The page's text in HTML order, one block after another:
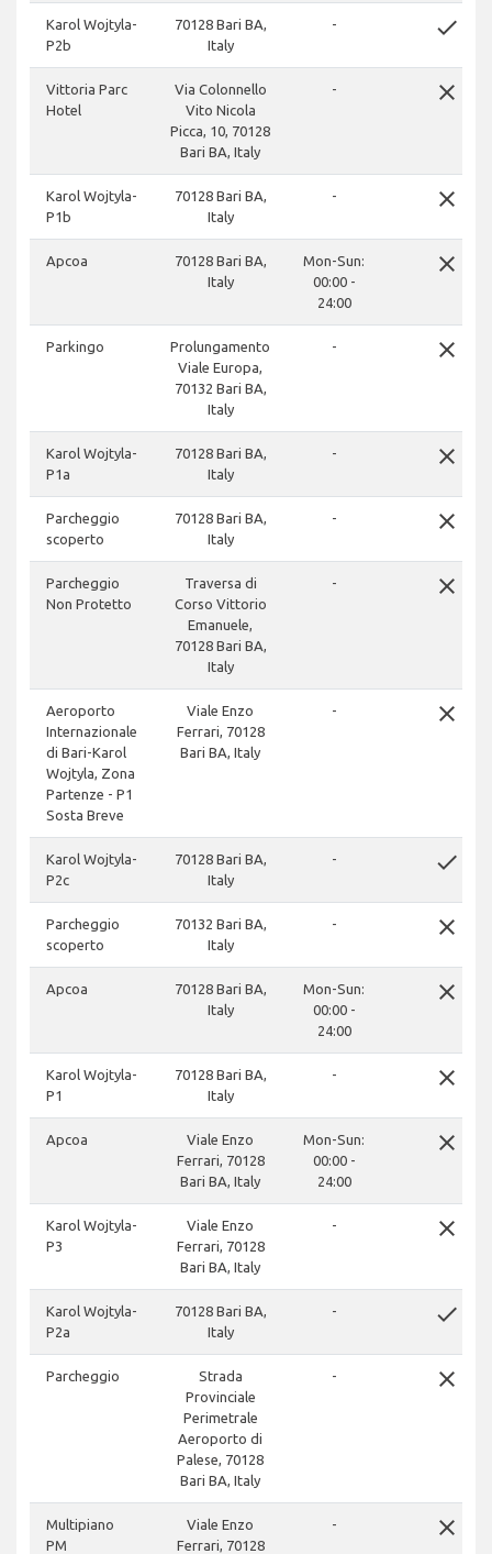
Karol Wojtyla-
P2b
70128 Bari BA,
Italy
- done
Vittoria Parc
Hotel
Via Colonnello
Vito Nicola
Picca, 10, 70128
Bari BA, Italy
- close
Karol Wojtyla-
P1b
70128 Bari BA,
Italy
- close
Apcoa
70128 Bari BA,
Italy
Mon-Sun:
00:00 -
24:00
close
Parkingo
Prolungamento
Viale Europa,
70132 Bari BA,
Italy
- close
Karol Wojtyla-
P1a
70128 Bari BA,
Italy
- close
Parcheggio
scoperto
70128 Bari BA,
Italy
- close
Parcheggio
Non Protetto
Traversa di
Corso Vittorio
Emanuele,
70128 Bari BA,
Italy
- close
Aeroporto
Internazionale
di Bari-Karol
Wojtyla, Zona
Partenze - P1
Sosta Breve
Viale Enzo
Ferrari, 70128
Bari BA, Italy
- close
Karol Wojtyla-
P2c
70128 Bari BA,
Italy
- done
Parcheggio
scoperto
70132 Bari BA,
Italy
- close
Apcoa
70128 Bari BA,
Italy
Mon-Sun:
00:00 -
24:00
close
Karol Wojtyla-
P1
70128 Bari BA,
Italy
- close
Apcoa
Viale Enzo
Ferrari, 70128
Bari BA, Italy
Mon-Sun:
00:00 -
24:00
close
Karol Wojtyla-
P3
Viale Enzo
Ferrari, 70128
Bari BA, Italy
- close
Karol Wojtyla-
P2a
70128 Bari BA,
Italy
- done
Parcheggio
Strada
Provinciale
Perimetrale
Aeroporto di
Palese, 70128
Bari BA, Italy
- close
Multipiano
PM
Viale Enzo
Ferrari, 70128
- close